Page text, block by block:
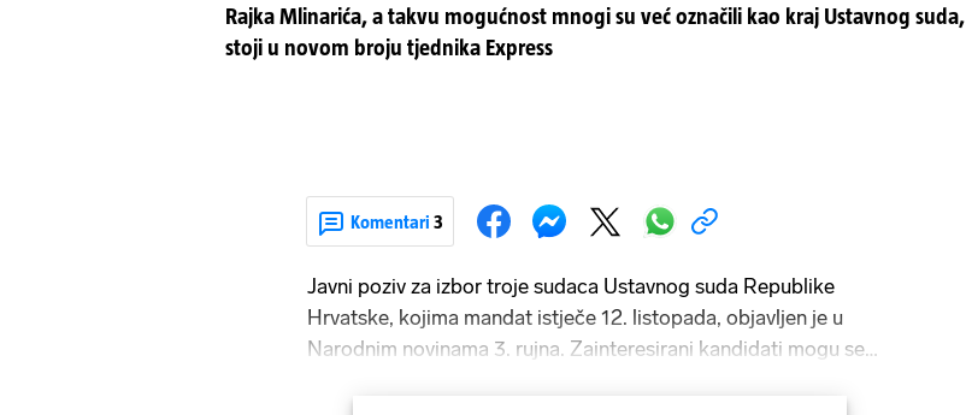
Rajka Mlinarića, a takvu mogućnost mnogi su već označili kao kraj Ustavnog suda,
stoji u novom broju tjednika Express
Komentari 3
Javni poziv za izbor troje sudaca Ustavnog suda Republike
Hrvatske, kojima mandat istječe 12. listopada, objavljen je u
Narodnim novinama 3. rujna. Zainteresirani kandidati mogu se